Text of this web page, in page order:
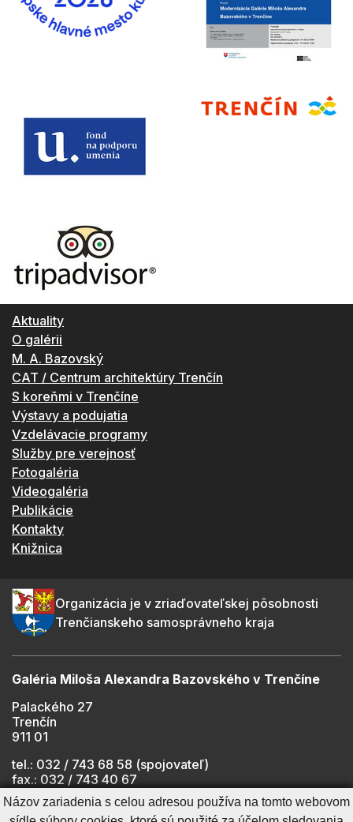
Aktuality
O galérii
M. A. Bazovský
CAT / Centrum architektúry Trenčín
S koreňmi v Trenčíne
Výstavy a podujatia
Vzdelávacie programy
Služby pre verejnosť
Fotogaléria
Videogaléria
Publikácie
Kontakty
Knižnica
Organizácia je v zriaďovateľskej pôsobnosti
Trenčianskeho samosprávneho kraja
Galéria Miloša Alexandra Bazovského v Trenčíne
Palackého 27
Trenčín
911 01
tel.: 032 / 743 68 58 (spojovateľ)
fax.: 032 / 743 40 67
e-mail:
info@gmab.sk
Názov zariadenia s celou adresou používa na tomto webovom